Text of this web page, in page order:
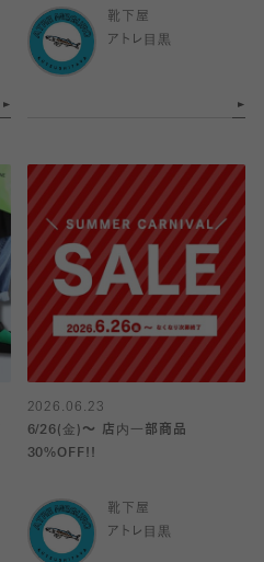
靴下屋
アトレ目黒
2026.06.23
6/26(金)～ 店内一部商品
30%OFF!!
靴下屋
アトレ目黒